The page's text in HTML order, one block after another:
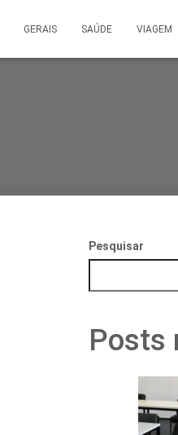
GERAIS SAÚDE VIAGEM
Pesquisar
Posts